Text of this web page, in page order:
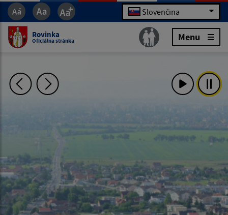
Slovenčina
Rovinka
Oficiálna stránka Menu